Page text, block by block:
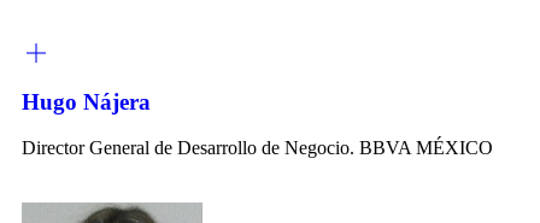
Hugo Nájera
Director General de Desarrollo de Negocio. BBVA MÉXICO